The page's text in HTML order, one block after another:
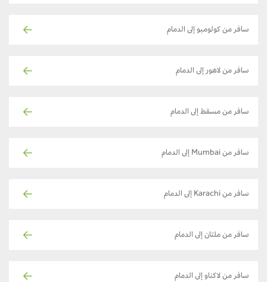
سافر من كولومبو إلى الدمام
سافر من لاهور إلى الدمام
سافر من مسقط إلى الدمام
سافر من Mumbai إلى الدمام
سافر من Karachi إلى الدمام
سافر من ملتان إلى الدمام
سافر من لاكناو إلى الدمام